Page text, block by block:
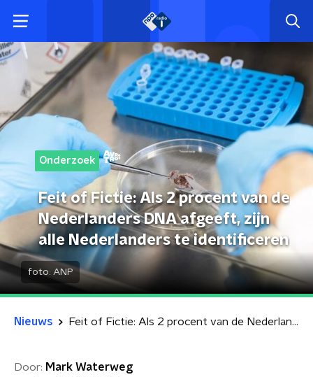
Onderzoek
Feit of Fictie: Als 2 procent van de
Nederlanders DNA afgeeft, zijn
alle Nederlanders te identificeren
foto: ANP
Nieuws Feit of Fictie: Als 2 procent van de Nederlanders DNA afgeeft, zijn alle Nederlanders te identificeren
Door: Mark Waterweg